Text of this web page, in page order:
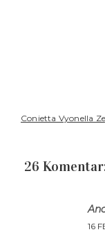
Conietta Vyonella
26
16